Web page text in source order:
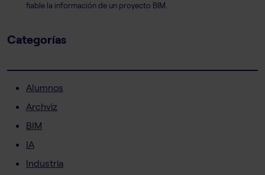
fiable la información de un proyecto BIM.
Categorías
Alumnos
Archviz
BIM
IA
Industria